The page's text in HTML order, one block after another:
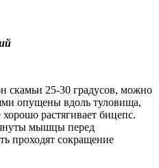
скамьи 25-30 градусов, можно
опущены вдоль туловища,
растягивает бицепс.
мышцы перед
проходят сокращение